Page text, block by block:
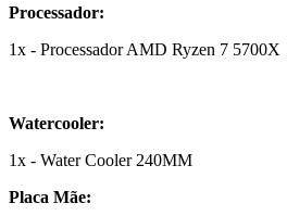
Processador:
1x - Processador AMD Ryzen 7 5700X
Watercooler:
1x - Water Cooler 240MM
Placa Mãe: